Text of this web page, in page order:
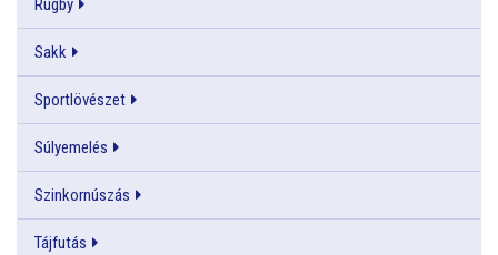
Rugby
Sakk
Sportlövészet
Súlyemelés
Szinkornúszás
Tájfutás